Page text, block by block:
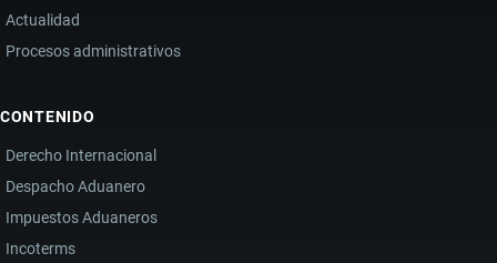
Actualidad
Procesos administrativos
CONTENIDO
Derecho Internacional
Despacho Aduanero
Impuestos Aduaneros
Incoterms